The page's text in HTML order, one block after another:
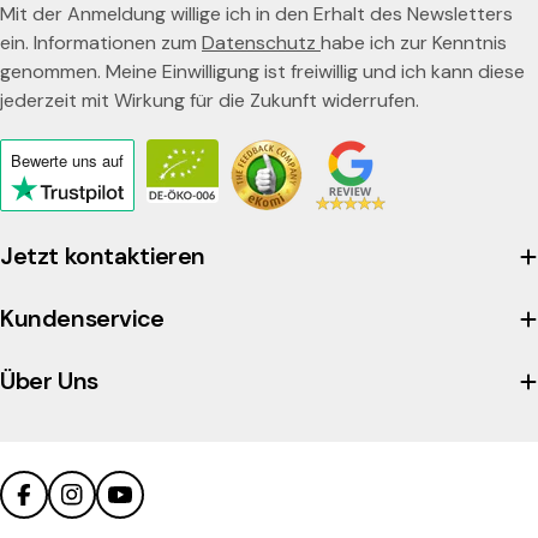
Trucillo uns als exklusiven Anbieter der Professional
Linie ausgewählt hat . Denn der Trucillo Gusto Bar ist
eigentlich nur der Gastronomie vorbehalten. Das macht den
Gusto Bar zum echten Geheimtipp.
Jetzt kontaktieren
Kundenservice
Über Uns
Mit der Anmeldung willige ich in den Erhalt des Newsletters
ein. Informationen zum Datenschutz habe ich zur Kenntnis
genommen. Meine Einwilligung ist freiwillig und ich kann diese
jederzeit mit Wirkung für die Zukunft widerrufen.
Bewerte uns auf
Click
to
view
company's
profile
FacebookInstagramYouTube